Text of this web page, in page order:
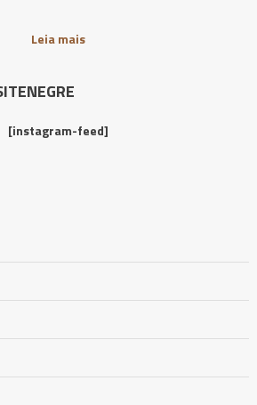
Leia mais
[instagram-feed]